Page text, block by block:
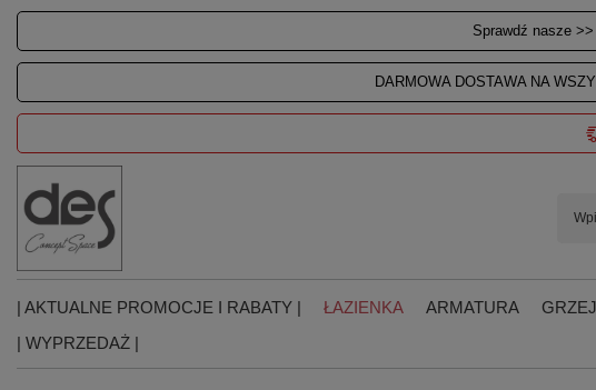
Sprawdź nasze >>
DARMOWA DOSTAWA NA
| AKTUALNE PROMOCJE I RABATY | ŁAZIENKA ARMATURA
| WYPRZEDAŻ |